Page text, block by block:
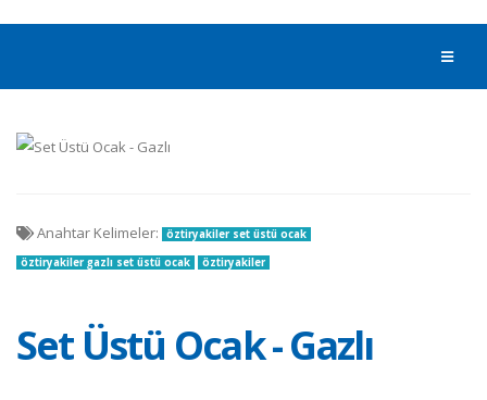
Set Üstü Ocak - Gazlı
Anahtar Kelimeler:
öztiryakiler set üstü ocak
öztiryakiler gazlı set üstü ocak
öztiryakiler